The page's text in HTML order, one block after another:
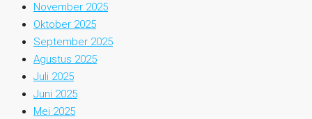
November 2025
Oktober 2025
September 2025
Agustus 2025
Juli 2025
Juni 2025
Mei 2025